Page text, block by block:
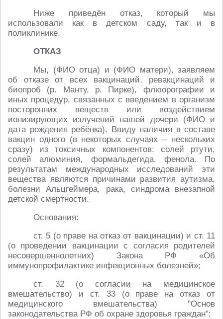
Ниже приведён отказ, который мы
использовали как в детском саду, так и в
поликлинике.
ОТКАЗ
Мы, (ФИО отца) и (ФИО матери), заявляем
об отказе от всех вакцинаций, ревакцинаций и
биопроб (р. Манту, р. Пирке), флюорографии и
иных процедур, связанных с введением в организм
посторонних веществ или воздействием
ионизирующих излучений нашей дочери (ФИО и
дата рождения ребёнка). Ввиду наличия в составе
вакцин одного (в некоторых случаях – нескольких
сразу) из токсичных компонентов: солей ртути,
солей алюминия, формальдегида, фенола. По
результатам международных исследований эти
вещества являются причинами развития аутизма,
болезни Альцгеймера, рака, синдрома внезапной
детской смертности.
Основания:
ст. 5 (о праве на отказ от вакцинации) и ст. 11
(о проведении вакцинации с согласия родителей
несовершеннолетних) Закона РФ «Об
иммунопрофилактике инфекционных болезней»;
ст. 32 (о согласии на медицинское
вмешательство) и ст. 33 (о праве на отказ от
медицинского вмешательства) "Основ
законодательства РФ об охране здоровья граждан";